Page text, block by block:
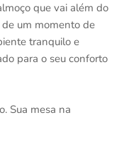
que vai além do
um momento de
tranquilo e
para o seu conforto
Sua mesa na